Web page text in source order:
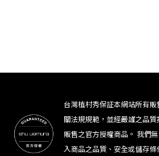
台灣植村秀保証本網站所有
關法規規範，並經嚴謹之品
販售之官方授權商品。 我們
入商品之品質、安全或儲存